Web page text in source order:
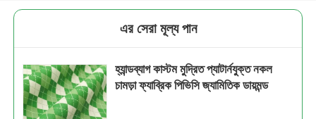
এর সেরা মূল্য পান
হ্যান্ডব্যাগ কাস্টম মুদ্রিত প্যাটার্নযুক্ত নকল
চামড়া ফ্যাব্রিক পিভিসি জ্যামিতিক ডায়মন্ড